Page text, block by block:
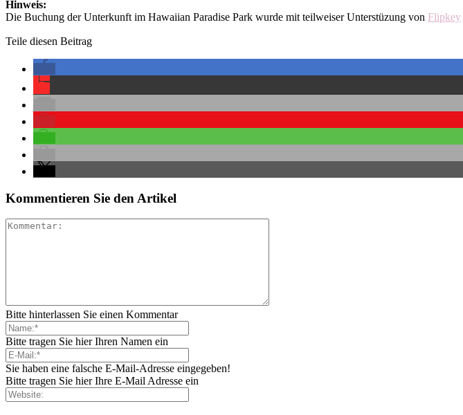
Hinweis:
Die Buchung der Unterkunft im Hawaiian Paradise Park wurde mit teilweiser Unterstüzung von Flipkey
Teile diesen Beitrag
Kommentieren Sie den Artikel
Bitte hinterlassen Sie einen Kommentar
Bitte tragen Sie hier Ihren Namen ein
Sie haben eine falsche E-Mail-Adresse eingegeben!
Bitte tragen Sie hier Ihre E-Mail Adresse ein